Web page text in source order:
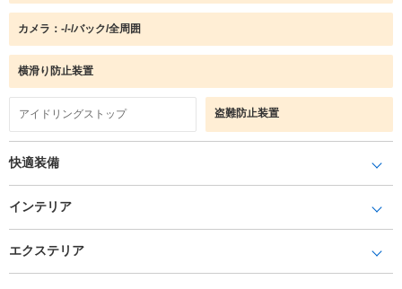
カメラ：-/-/バック/全周囲
横滑り防止装置
アイドリングストップ 盗難防止装置
快適装備
インテリア
エクステリア